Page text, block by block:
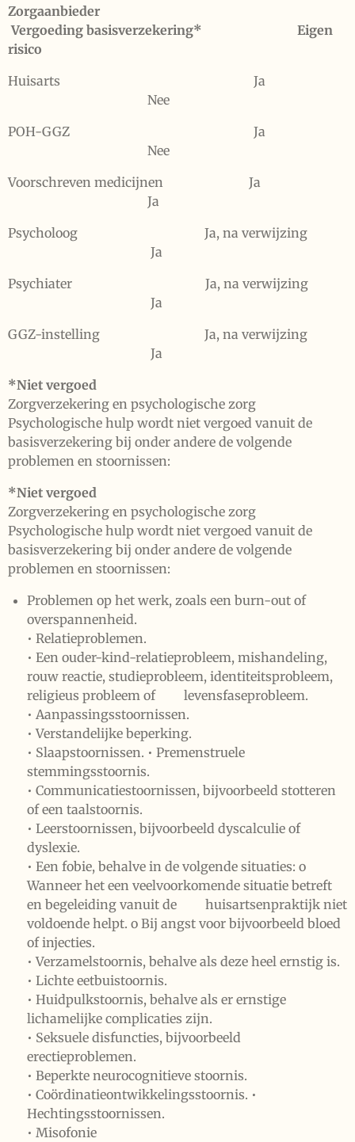
Zorgaanbieder
Vergoeding basisverzekering* Eigen
risico
Huisarts Ja
Nee
POH-GGZ Ja
Nee
Voorschreven medicijnen Ja
Ja
Psycholoog Ja, na verwijzing
Ja
Psychiater Ja, na verwijzing
Ja
GGZ-instelling Ja, na verwijzing
Ja
*Niet vergoed
Zorgverzekering en psychologische zorg
Psychologische hulp wordt niet vergoed vanuit de
basisverzekering bij onder andere de volgende
problemen en stoornissen:
*Niet vergoed
Zorgverzekering en psychologische zorg
Psychologische hulp wordt niet vergoed vanuit de
basisverzekering bij onder andere de volgende
problemen en stoornissen:
Problemen op het werk, zoals een burn-out of
overspannenheid.
• Relatieproblemen.
• Een ouder-kind-relatieprobleem, mishandeling,
rouw reactie, studieprobleem, identiteitsprobleem,
religieus probleem of levensfaseprobleem.
• Aanpassingsstoornissen.
• Verstandelijke beperking.
• Slaapstoornissen. • Premenstruele
stemmingsstoornis.
• Communicatiestoornissen, bijvoorbeeld stotteren
of een taalstoornis.
• Leerstoornissen, bijvoorbeeld dyscalculie of
dyslexie.
• Een fobie, behalve in de volgende situaties: o
Wanneer het een veelvoorkomende situatie betreft
en begeleiding vanuit de huisartsenpraktijk niet
voldoende helpt. o Bij angst voor bijvoorbeeld bloed
of injecties.
• Verzamelstoornis, behalve als deze heel ernstig is.
• Lichte eetbuistoornis.
• Huidpulkstoornis, behalve als er ernstige
lichamelijke complicaties zijn.
• Seksuele disfuncties, bijvoorbeeld
erectieproblemen.
• Beperkte neurocognitieve stoornis.
• Coördinatieontwikkelingsstoornis. •
Hechtingsstoornissen.
• Misofonie